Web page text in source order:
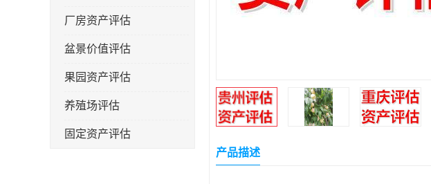
厂房资产评估
盆景价值评估
果园资产评估
养殖场评估
固定资产评估
产品描述